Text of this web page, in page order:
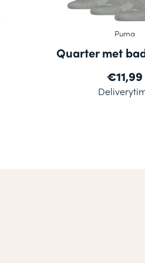
Puma
Quarter met
€11,99